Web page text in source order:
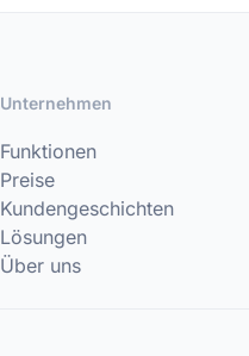
Unternehmen
Funktionen
Preise
Kundengeschichten
Lösungen
Über uns